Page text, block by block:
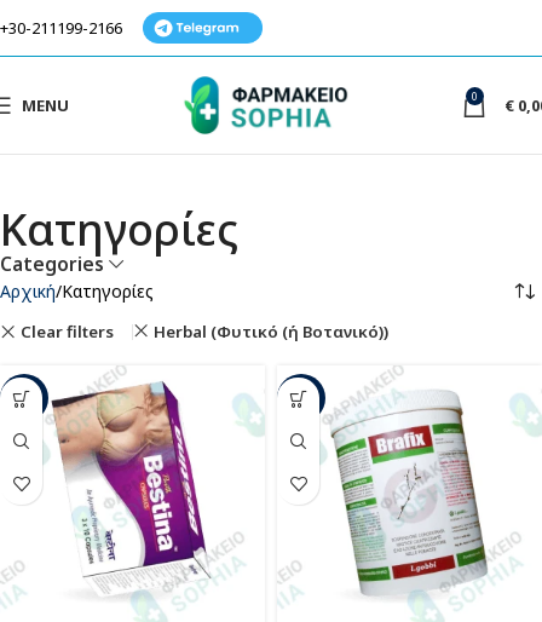
+30-211199-2166
MENU 0 €
Κατηγορίες
Categories
Αρχική Κατηγορίες
Clear filters Herbal (Φυτικό (ή Βοτανικό))
-12% -12%